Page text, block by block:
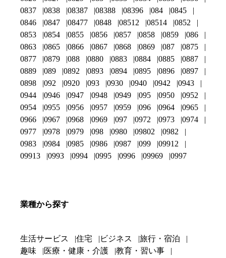
0837
0838 08387 08388 08396 084
0845
0846
0847 08477 0848 08512 08514
0852
0853
0854 0855 0856 0857 0858 0859
086
0863
0865 0866 0867 0868 0869 087
0875
0877
0879 088 0880 0883 0884 0885
0887
0889
089 0892 0893 0894 0895 0896
0897
0898
092 0920 093 0930 0940 0942
0943
0944
0946 0947 0948 0949 095 0950
0952
0954
0955 0956 0957 0959 096 0964
0965
0966
0967 0968 0969 097 0972 0973
0974
0977
0978 0979 098 0980 09802
0982
0983
0984 0985 0986 0987 099
09912
09913
0993 0994 0995 0996 09969 0997
業種から探す
生活サービス 住宅 ビジネス
旅行・宿泊
趣味
医療・健康・介護
教育・習い事